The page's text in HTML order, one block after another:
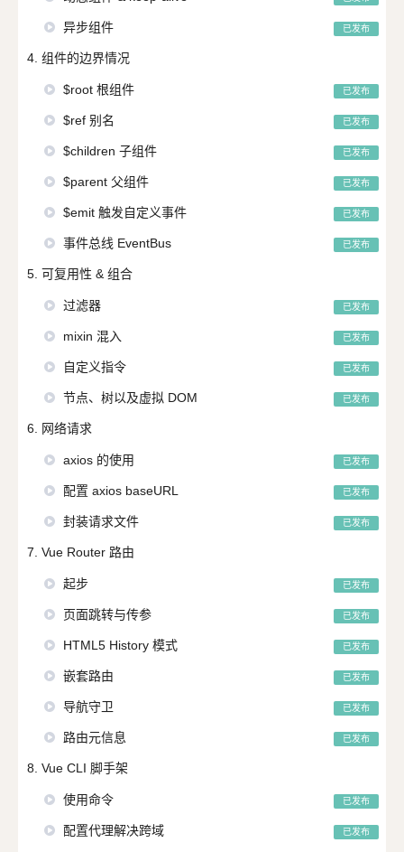
异步组件 已发布
4. 组件的边界情况
$root 根组件 已发布
$ref 别名 已发布
$children 子组件 已发布
$parent 父组件 已发布
$emit 触发自定义事件 已发布
事件总线 EventBus 已发布
5. 可复用性 & 组合
过滤器 已发布
mixin 混入 已发布
自定义指令 已发布
节点、树以及虚拟 DOM 已发布
6. 网络请求
axios 的使用 已发布
配置 axios baseURL 已发布
封装请求文件 已发布
7. Vue Router 路由
起步 已发布
页面跳转与传参 已发布
HTML5 History 模式 已发布
嵌套路由 已发布
导航守卫 已发布
路由元信息 已发布
8. Vue CLI 脚手架
使用命令 已发布
配置代理解决跨域 已发布